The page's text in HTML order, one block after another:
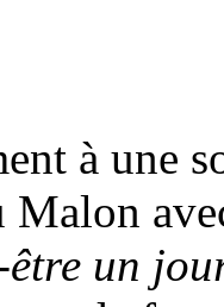
à une
Malon
être un